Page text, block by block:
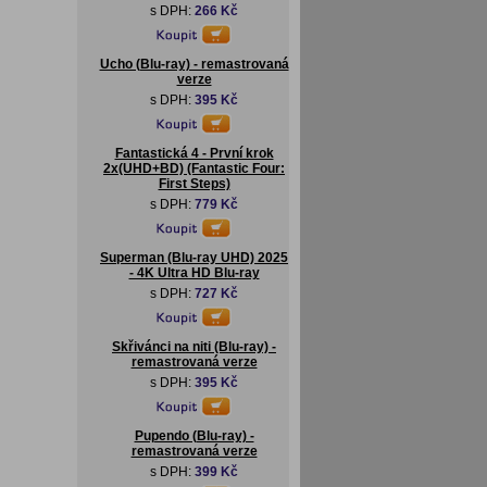
s DPH: 266 Kč
Ucho (Blu-ray) - remastrovaná
verze
s DPH: 395 Kč
Fantastická 4 - První krok
2x(UHD+BD) (Fantastic Four:
First Steps)
s DPH: 779 Kč
Superman (Blu-ray UHD) 2025
- 4K Ultra HD Blu-ray
s DPH: 727 Kč
Skřivánci na niti (Blu-ray) -
remastrovaná verze
s DPH: 395 Kč
Pupendo (Blu-ray) -
remastrovaná verze
s DPH: 399 Kč